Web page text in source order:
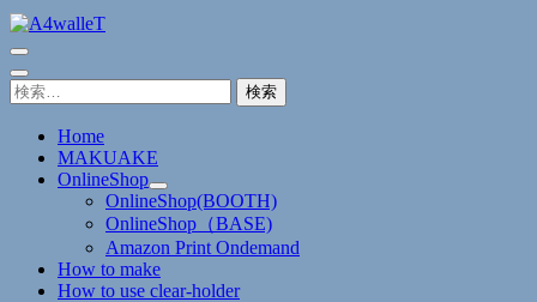
薄すぎる財布
検
Home
MAKUAKE
OnlineShop
OnlineShop(BOOTH)
OnlineShop（BASE)
Amazon Print Ondemand
How to make
How to use clear-holder